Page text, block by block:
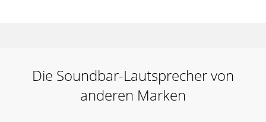
Die Soundbar-Lautsprecher von
anderen Marken